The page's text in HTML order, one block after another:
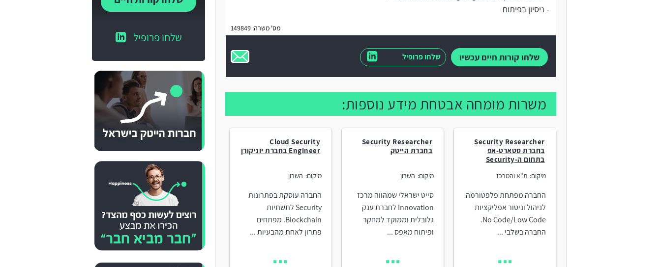
- ניסיון בפיתוח
מס' משרה: 149849
שלחו קורות חיים עכשיו שלחו פרופיל
משרות מומחה אבטחת מידע נוספות:
Security Researcher
בחברת סטארט-אפ
בתחום ה-Security
מיקום: ת"א והמרכז
החברה מפתחת פלפטורמה
לניהול וניטור אפליקציות
No Code/Low Code.
החברה בשלבי ...
Security Researcher
בחברת הייטק
מיקום: השרון
סייט ישראלי שמהווה מרכז
Innovation לחברת ענק
גלובלית וממוקד למחקר
ופיתוח מאפס ...
Cloud Security
Engineer בחברת יוניקורן
מיקום: השרון
החברה עוסקת בפתרונות
Security לתשתיות
Blockchain. מפתחים
פתרון לאחת מהבעיות ...
שלחו פרופיל